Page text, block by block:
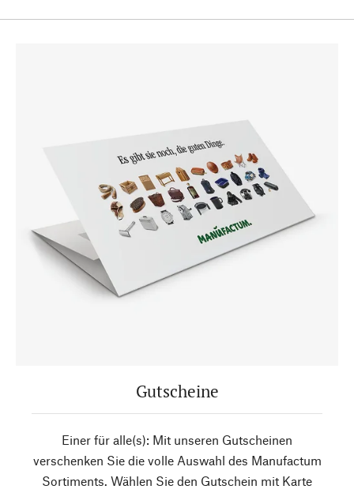
Gutscheine
Einer für alle(s): Mit unseren Gutscheinen
verschenken Sie die volle Auswahl des Manufactum
Sortiments. Wählen Sie den Gutschein mit Karte